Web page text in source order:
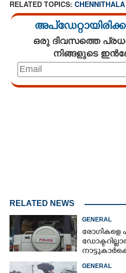
RELATED TOPICS: CHENNITHALA
ഒരു ദിവസത്തെ
നിങ്ങളുടെ
RELATED NEWS
GENERAL
രോഗികളെ
GENERAL